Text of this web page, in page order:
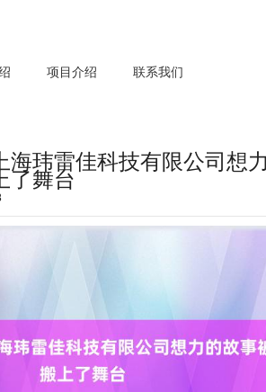
项目介绍 联系我们
海玮雷佳科技有限公司想
了舞台